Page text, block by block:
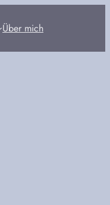
Über mich